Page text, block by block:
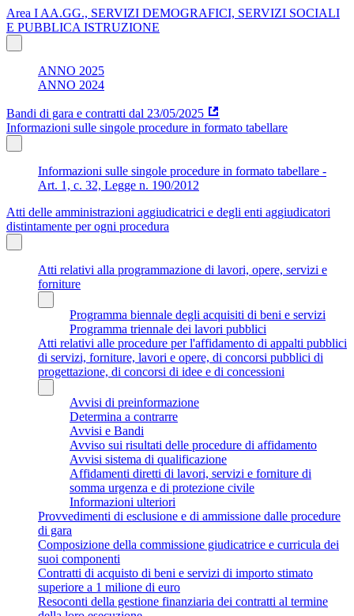
Area I AA.GG., SERVIZI DEMOGRAFICI, SERVIZI SOCIALI
E PUBBLICA ISTRUZIONE
ANNO 2025
ANNO 2024
Bandi di gara e contratti dal 23/05/2025
Informazioni sulle singole procedure in formato tabellare
Informazioni sulle singole procedure in formato tabellare -
Art. 1, c. 32, Legge n. 190/2012
Atti delle amministrazioni aggiudicatrici e degli enti aggiudicatori
distintamente per ogni procedura
Atti relativi alla programmazione di lavori, opere, servizi e
forniture
Programma biennale degli acquisiti di beni e servizi
Programma triennale dei lavori pubblici
Atti relativi alle procedure per l'affidamento di appalti pubblici
di servizi, forniture, lavori e opere, di concorsi pubblici di
progettazione, di concorsi di idee e di concessioni
Avvisi di preinformazione
Determina a contrarre
Avvisi e Bandi
Avviso sui risultati delle procedure di affidamento
Avvisi sistema di qualificazione
Affidamenti diretti di lavori, servizi e forniture di
somma urgenza e di protezione civile
Informazioni ulteriori
Provvedimenti di esclusione e di ammissione dalle procedure
di gara
Composizione della commissione giudicatrice e curricula dei
suoi componenti
Contratti di acquisto di beni e servizi di importo stimato
superiore a 1 milione di euro
Resoconti della gestione finanziaria dei contratti al termine